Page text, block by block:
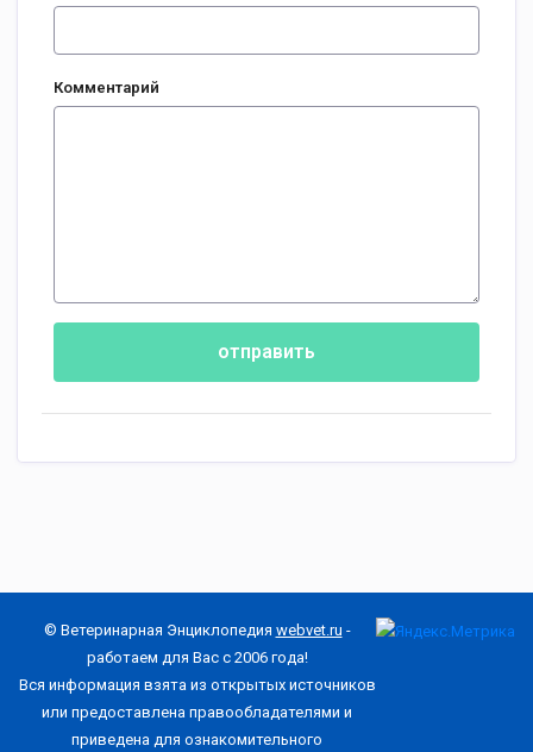
Комментарий
отправить
© Ветеринарная Энциклопедия webvet.ru -
работаем для Вас с 2006 года!
Вся информация взята из открытых источников
или предоставлена правообладателями и
приведена для ознакомительного